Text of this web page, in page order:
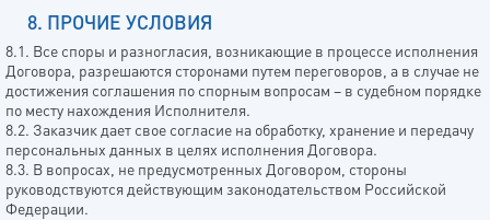
8. ПРОЧИЕ УСЛОВИЯ
8.1. Все споры и разногласия, возникающие в процессе исполнения
Договора, разрешаются сторонами путем переговоров, а в случае не
достижения соглашения по спорным вопросам – в судебном порядке
по месту нахождения Исполнителя.
8.2. Заказчик дает свое согласие на обработку, хранение и передачу
персональных данных в целях исполнения Договора.
8.3. В вопросах, не предусмотренных Договором, стороны
руководствуются действующим законодательством Российской
Федерации.